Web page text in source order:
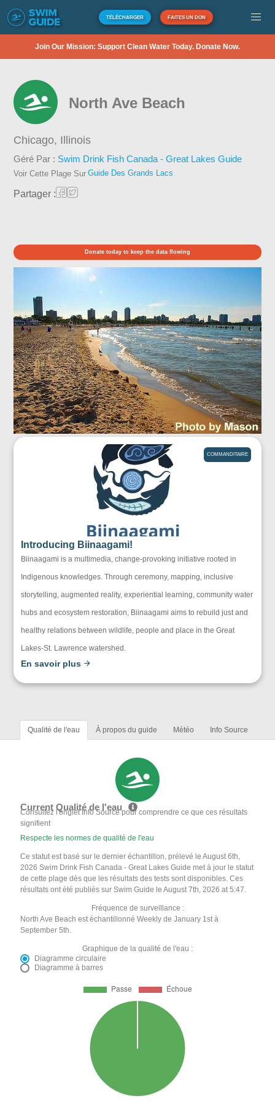
TÉLÉCHARGER FAITES UN DON
Join Our Mission: Support Clean Water Today. Donate Now.
North Ave Beach
Chicago, Illinois
Géré Par : Swim Drink Fish Canada - Great Lakes Guide
Voir Cette Plage Sur Guide Des Grands Lacs
Partager :
Donate today to keep the data flowing
COMMANDITAIRE
Introducing Biinaagami!
Biinaagami is a multimedia, change-provoking initiative rooted in
Indigenous knowledges. Through ceremony, mapping, inclusive
storytelling, augmented reality, experiential learning, community water
hubs and ecosystem restoration, Biinaagami aims to rebuild just and
healthy relations between wildlife, people and place in the Great
Lakes-St. Lawrence watershed.
En savoir plus
Qualité de l'eau À propos du guide Météo Info Source
Current Qualité de l'eau
Consultez l'onglet Info Source pour comprendre ce que ces résultats
signifient
Respecte les normes de qualité de l'eau
Ce statut est basé sur le dernier échantillon, prélevé le August 6th,
2026 Swim Drink Fish Canada - Great Lakes Guide met à jour le statut
de cette plage dès que les résultats des tests sont disponibles. Ces
résultats ont été publiés sur Swim Guide le August 7th, 2026 at 5:47.
Fréquence de surveillance :
North Ave Beach est échantillonné Weekly de January 1st à
September 5th.
Graphique de la qualité de l'eau :
Diagramme circulaire
Diagramme à barres